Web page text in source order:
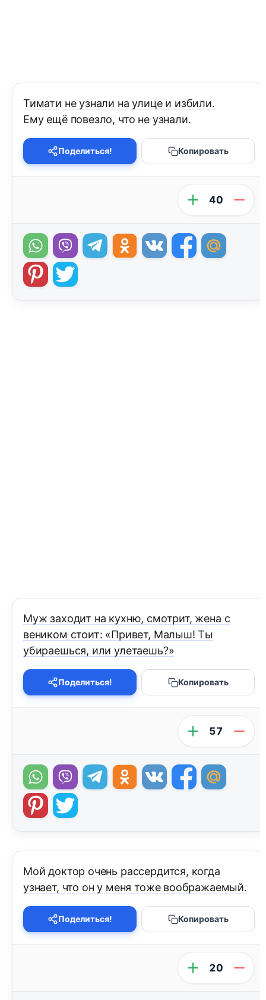
Тимати не узнали на улице и избили.
Ему ещё повезло, что не узнали.
Поделиться! Копировать
40
Муж заходит на кухню, смотрит, жена с
веником стоит: «Привет, Малыш! Ты
убираешься, или улетаешь?»
Поделиться! Копировать
57
Мой доктор очень рассердится, когда
узнает, что он у меня тоже воображаемый.
Поделиться! Копировать
20